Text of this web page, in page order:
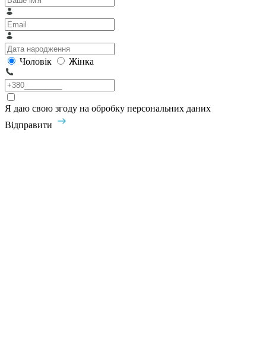
Чоловік Жінка
Я даю свою згоду на обробку персональних даних
Відправити